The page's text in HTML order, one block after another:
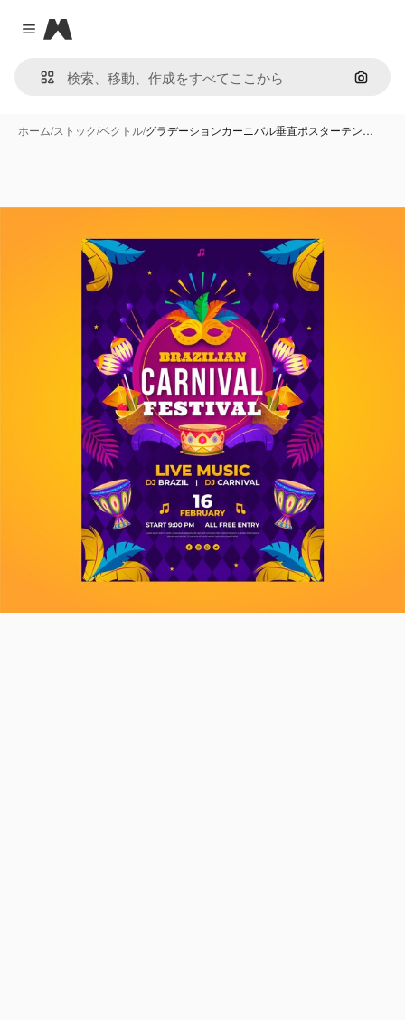
Close menu
Magnific
画像で
ホーム/ストック/ベクトル/グラデーションカーニバル垂直ポスターテン…